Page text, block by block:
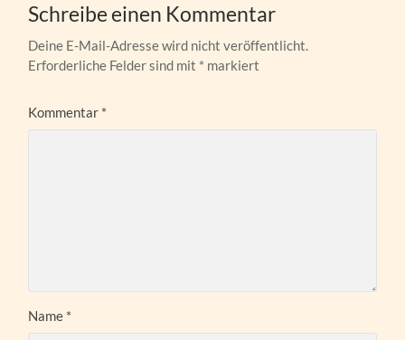
Schreibe einen Kommentar
Deine E-Mail-Adresse wird nicht veröffentlicht.
Erforderliche Felder sind mit * markiert
Kommentar *
Name *